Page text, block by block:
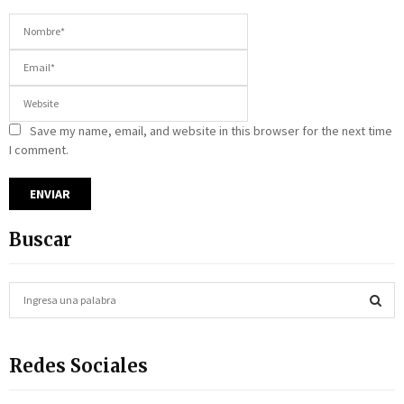
Save my name, email, and website in this browser for the next time
I comment.
Buscar
c
Redes Sociales